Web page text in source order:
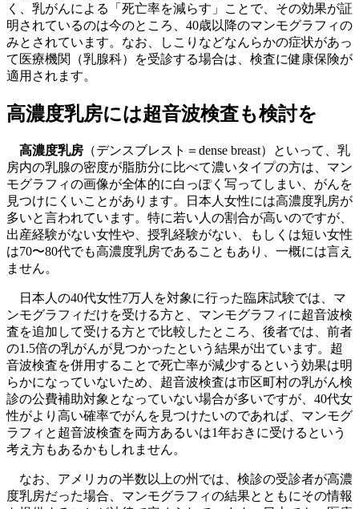
く、乳がんによる「死亡率を減らす」ことで、その効果が証
明されているのは今のところ、40歳以降のマンモグラフィの
みとされています。なお、しこりなどなんらかの症状があっ
て医療機関（乳腺科）を受診する場合は、検査に健康保険が
適用されます。
高濃度乳房には超音波検査も検討を
高濃度乳房 （デンスブレスト＝dense breast）といって、乳
房内の乳腺の密度が脂肪分に比べて濃いタイプの方は、マン
モグラフィの画像が全体的に白っぽく写ってしまい、がんを
見つけにくいことがあります。日本人女性には高濃度乳房が
多いと言われています。特に若い人の割合が高いのですが、
出産経験がない女性や、授乳経験がない、もしくは短い女性
は70〜80代でも高濃度乳房であることもあり、一概には言え
ません。
日本人の40代女性7万人を対象に行った臨床試験では、マ
ンモグラフィだけを受ける方と、マンモグラフィに超音波検
査を追加して受ける方とで比較したところ、後者では、前者
の1.5倍の乳がんが見つかったという結果が出ています。超
音波検査を併用することで死亡率が減少するという効果は明
らかになっていないため、超音波検査は市区町村の乳がん検
診の公費補助対象となっていない場合が多いですが、40代女
性がより高い確率でがんを見つけたいのであれば、マンモグ
ラフィと超音波検査を両方あるいは1年おきに受けるという
考え方もあるかもしれません。
なお、アメリカの半数以上の州では、検診の受診者が高濃
度乳房だった場合、マンモグラフィの結果とともにその情報